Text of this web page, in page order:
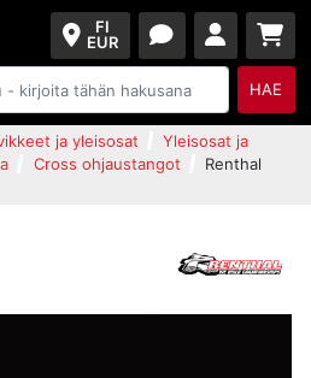
FI
EUR
HAE
ja yleisosat
Yleisosat ja
Cross ohjaustangot
Renthal